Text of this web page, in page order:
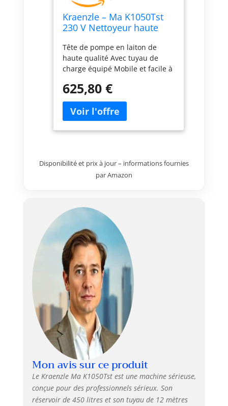
Kraenzle – Ma K1050Tst
230 V Nettoyeur haute
Tête de pompe en laiton de
haute qualité Avec tuyau de
charge équipé Mobile et facile à
comme tuyau, pistolet et crasse
130 bar de pression de travail et
160 bars de max
625,80 €
Disponibilité et prix à jour – informations fournies
par Amazon
Mon avis sur ce produit
Le Kraenzle Ma K1050Tst est une machine sérieuse,
conçue pour des professionnels sérieux. Son
réservoir de 450 litres et son tuyau de 12 mètres